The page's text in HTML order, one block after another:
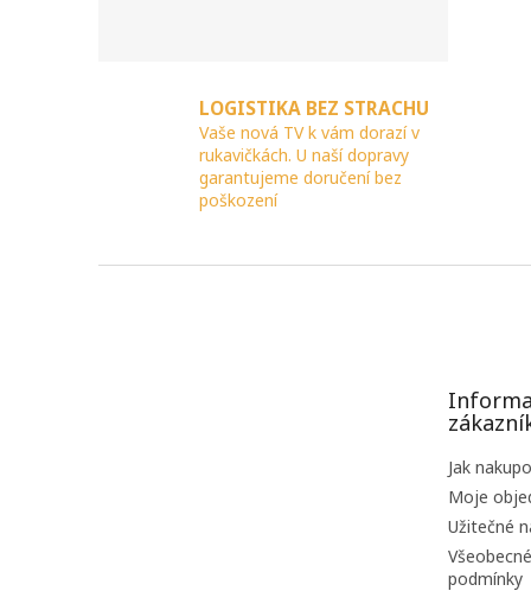
LOGISTIKA BEZ STRACHU
Vaše nová TV k vám dorazí v
rukavičkách. U naší dopravy
garantujeme doručení bez
poškození
Jak
Moje
Užitečné
podmínky